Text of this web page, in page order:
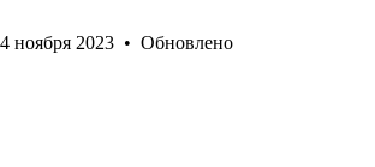
ноября 2023 • Обновлено